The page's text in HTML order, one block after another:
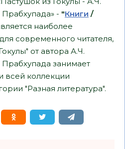
- "Книги /
наиболее
современного читателя,
от автора А.Ч.
занимает
всей коллекции
"Разная литература".